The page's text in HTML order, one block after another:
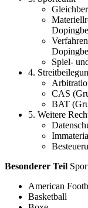
Spiel-
4.
CAS
BAT
5. Weitere
Besonderer Teil
American
Basketball